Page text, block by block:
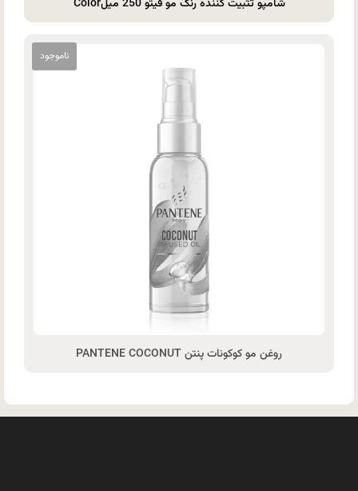
شامپو تثبیت کننده رنگ مو فیتو 250 میلColor
روغن مو کوکونات پنتن PANTENE COCONUT